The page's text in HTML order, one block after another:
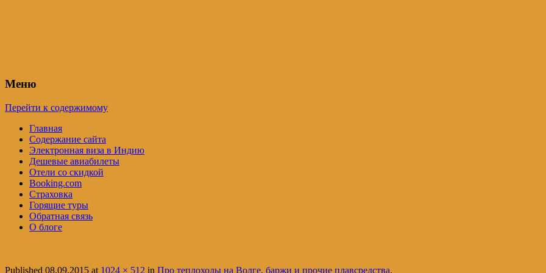
Меню
Перейти к содержимому
Главная
Содержание сайта
Электронная виза в Индию
Дешевые авиабилеты
Отели со скидкой
Booking.com
Страховка
Горящие туры
Обратная связь
О блоге
Published 08.09.2015 at 1024 × 512 in Про теплоходы на Волге, баржи и прочие плавсредства.